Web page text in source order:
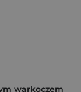
warkoczem